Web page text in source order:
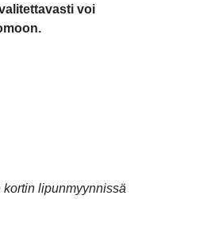
voi
lipunmyynnissä